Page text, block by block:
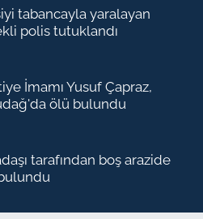
tabancayla yaralayan
polis tutuklandı
İmamı Yusuf Çapraz,
ölü bulundu
tarafından boş arazide